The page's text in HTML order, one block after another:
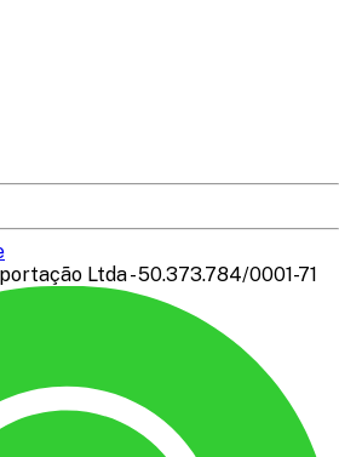
Ltda - 50.373.784/0001-71